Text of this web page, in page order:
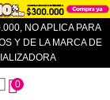
NO APLICA PARA
Y DE LA MARCA DE
0